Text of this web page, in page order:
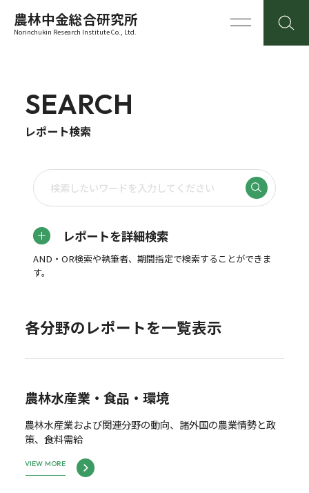
農林中金総合研究所
Norinchukin Research Institute Co., Ltd.
SEARCH
レポート検索
レポートを詳細検索
AND・OR検索や執筆者、期間指定で検索することができま
す。
各分野のレポートを一覧表示
農林水産業・食品・環境
農林水産業および関連分野の動向、諸外国の農業情勢と政
策、食料需給
VIEW MORE